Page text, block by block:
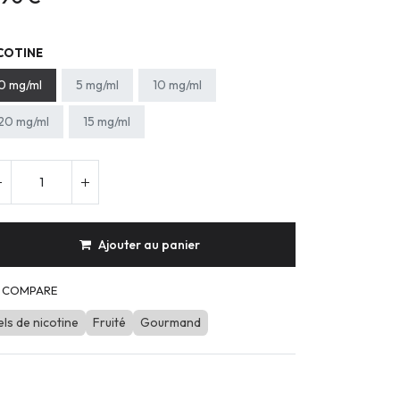
mg/ml 5 mg/ml 10 mg/ml
mg/ml 15 mg/ml
Ajouter au panier
COMPARE
de nicotine Fruité Gourmand